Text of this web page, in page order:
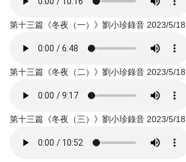
第十三篇《冬夜（一）》劉小珍錄音 2023/5/18
第十三篇《冬夜（二）》劉小珍錄音 2023/5/18
第十三篇《冬夜（三）》劉小珍錄音 2023/5/18